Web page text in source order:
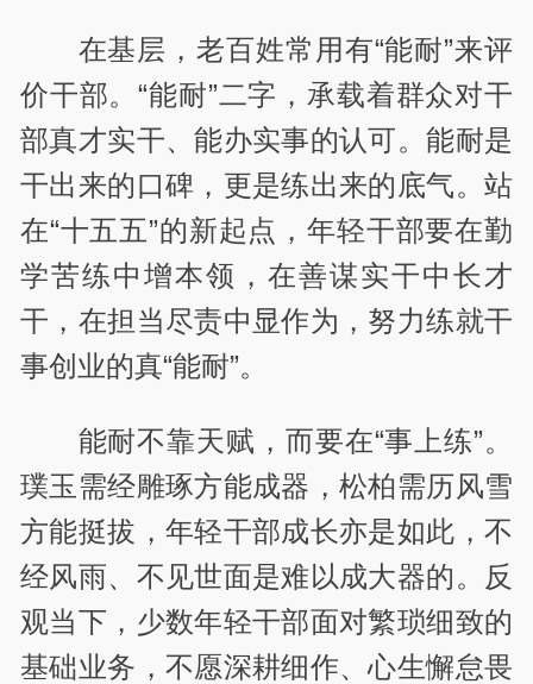
在基层，老百姓常用有“能耐”来评
价干部。“能耐”二字，承载着群众对干
部真才实干、能办实事的认可。能耐是
干出来的口碑，更是练出来的底气。站
在“十五五”的新起点，年轻干部要在勤
学苦练中增本领，在善谋实干中长才
干，在担当尽责中显作为，努力练就干
事创业的真“能耐”。
能耐不靠天赋，而要在“事上练”。
璞玉需经雕琢方能成器，松柏需历风雪
方能挺拔，年轻干部成长亦是如此，不
经风雨、不见世面是难以成大器的。反
观当下，少数年轻干部面对繁琐细致的
基础业务，不愿深耕细作、心生懈怠畏